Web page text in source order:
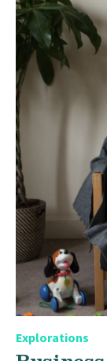
Explorations